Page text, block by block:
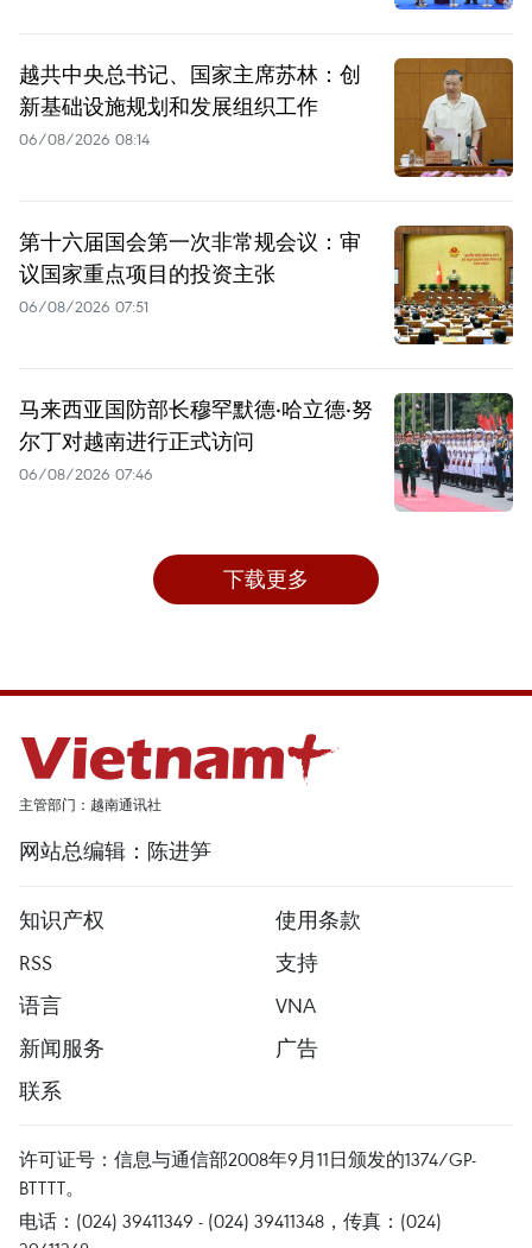
越共中央总书记、国家主席苏林：创
新基础设施规划和发展组织工作
06/08/2026 08:14
第十六届国会第一次非常规会议：审
议国家重点项目的投资主张
06/08/2026 07:51
马来西亚国防部长穆罕默德·哈立德·努
尔丁对越南进行正式访问
06/08/2026 07:46
下载更多
主管部门：越南通讯社
网站总编辑：陈进笋
知识产权
使用条款
RSS
支持
语言
VNA
新闻服务
广告
联系
许可证号：信息与通信部2008年9月11日颁发的1374/GP-
BTTTT。
电话：(024) 39411349 - (024) 39411348，传真：(024)